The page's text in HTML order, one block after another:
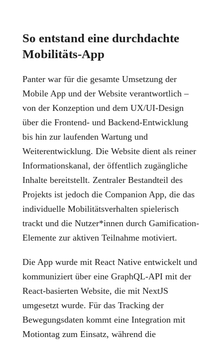
So entstand eine durchdachte
Mobilitäts-App
Panter war für die gesamte Umsetzung der
Mobile App und der Website verantwortlich –
von der Konzeption und dem UX/UI-Design
über die Frontend- und Backend-Entwicklung
bis hin zur laufenden Wartung und
Weiterentwicklung. Die Website dient als reiner
Informationskanal, der öffentlich zugängliche
Inhalte bereitstellt. Zentraler Bestandteil des
Projekts ist jedoch die Companion App, die das
individuelle Mobilitätsverhalten spielerisch
trackt und die Nutzer*innen durch Gamification-
Elemente zur aktiven Teilnahme motiviert.
Die App wurde mit React Native entwickelt und
kommuniziert über eine GraphQL-API mit der
React-basierten Website, die mit NextJS
umgesetzt wurde. Für das Tracking der
Bewegungsdaten kommt eine Integration mit
Motiontag zum Einsatz, während die